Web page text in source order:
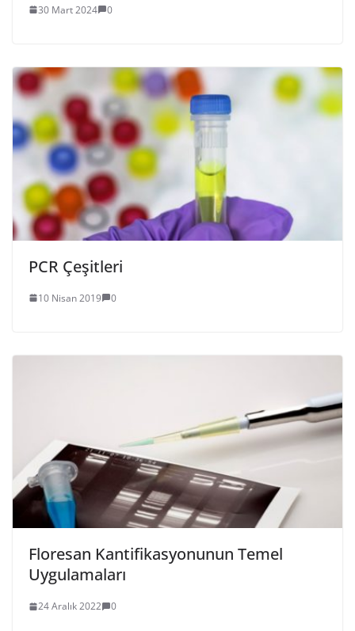
30 Mart 2024 0
PCR Çeşitleri
10 Nisan 2019 0
Floresan Kantifikasyonunun Temel
Uygulamaları
24 Aralık 2022 0